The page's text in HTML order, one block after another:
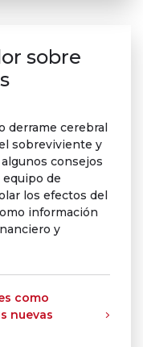
sobre
derrame cerebral
sobreviviente y
consejos
de
los efectos del
información
y
como
nuevas